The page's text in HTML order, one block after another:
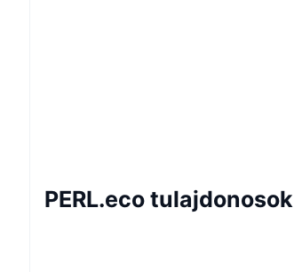
PERL.eco tulajdonosok